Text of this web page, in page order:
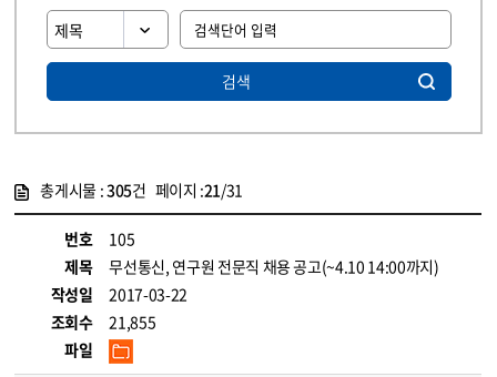
검색
총게시물 :305건 페이지 :21/31
번호
105
제목
무선통신, 연구원 전문직 채용 공고(~4.10 14:00까지)
작성일
2017-03-22
조회수
21,855
파일